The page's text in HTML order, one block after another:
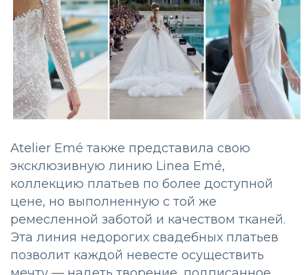
Atelier Emé также представила свою
эксклюзивную линию Linea Emé,
коллекцию платьев по более доступной
цене, но выполненную с той же
ремесленной заботой и качеством тканей.
Эта линия недорогих свадебных платьев
позволит каждой невесте осуществить